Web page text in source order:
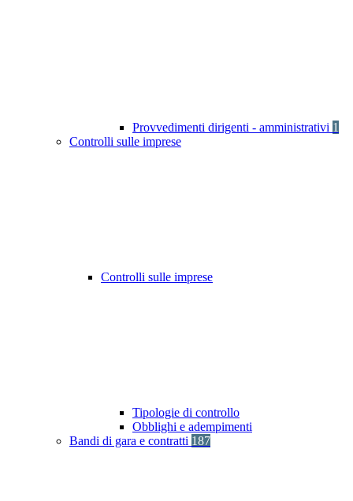
Provvedimenti dirigenti - amministrativi 1
Controlli sulle imprese
Controlli sulle imprese
Tipologie di controllo
Obblighi e adempimenti
Bandi di gara e contratti 187